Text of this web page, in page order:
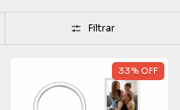
Filtrar
33% OFF